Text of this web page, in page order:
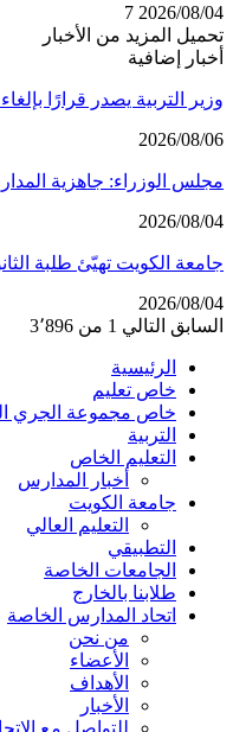
2026/08/04
7
تحميل المزيد من الأخبار
أخبار إضافية
وزير التربية يصدر قرارًا
2026/08/06
مجلس الوزراء: جاهزية
2026/08/04
جامعة الكويت تهيّئ طلبة
2026/08/04
السابق التالي 1 من 3٬896
الرئيسية
خاص تعليم
خاص مجموعة الجري
التربية
التعليم الخاص
أخبار المدارس
جامعة الكويت
التعليم العالي
التطبيقي
الجامعات الخاصة
طلابنا بالخارج
اتحاد المدارس الخاصة
من نحن
الأعضاء
الأهداف
الأخبار
للتواصل مع